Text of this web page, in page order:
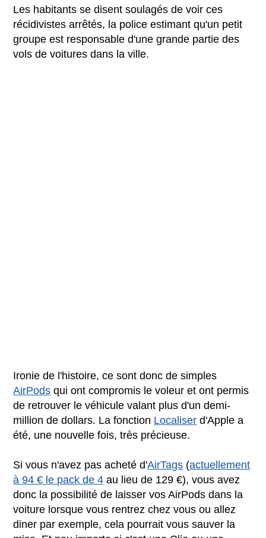
Les habitants se disent soulagés de voir ces
récidivistes arrêtés, la police estimant qu'un petit
groupe est responsable d'une grande partie des
vols de voitures dans la ville.
Ironie de l'histoire, ce sont donc de simples
AirPods qui ont compromis le voleur et ont permis
de retrouver le véhicule valant plus d'un demi-
million de dollars. La fonction Localiser d'Apple a
été, une nouvelle fois, très précieuse.
Si vous n'avez pas acheté d'AirTags (actuellement
à 94 € le pack de 4 au lieu de 129 €), vous avez
donc la possibilité de laisser vos AirPods dans la
voiture lorsque vous rentrez chez vous ou allez
diner par exemple, cela pourrait vous sauver la